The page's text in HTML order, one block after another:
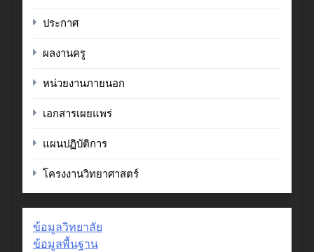
ประกาศ
ผลงานครู
หน่วยงานภายนอก
เอกสารเผยแพร่
แผนปฏิบัติการ
โครงงานวิทยาศาสตร์
ข้อมูลวิทยาลัย
ข้อมูลพื้นฐาน